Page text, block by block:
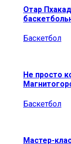
Отар
Баскетбол
Не просто
Баскетбол
Мастер-